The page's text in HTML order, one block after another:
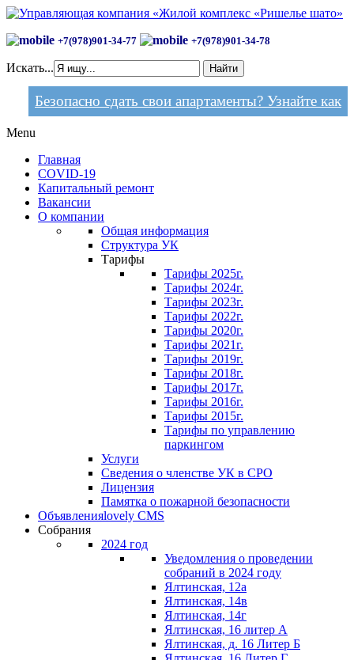
+7(978)901-34-77 +7(978)901-34-78
Искать... Найти
Безопасно сдать свои апартаменты? Узнайте как
Menu
Главная
COVID-19
Капитальный ремонт
Вакансии
О компании
Общая информация
Структура УК
Тарифы
Тарифы 2025г.
Тарифы 2024г.
Тарифы 2023г.
Тарифы 2022г.
Тарифы 2020г.
Тарифы 2021г.
Тарифы 2019г.
Тарифы 2018г.
Тарифы 2017г.
Тарифы 2016г.
Тарифы 2015г.
Тарифы по управлению
паркингом
Услуги
Сведения о членстве УК в СРО
Лицензия
Памятка о пожарной безопасности
Объявленияlovely CMS
Собрания
2024 год
Уведомления о проведении
собраний в 2024 году
Ялтинская, 12а
Ялтинская, 14в
Ялтинская, 14г
Ялтинская, 16 литер А
Ялтинская, д. 16 Литер Б